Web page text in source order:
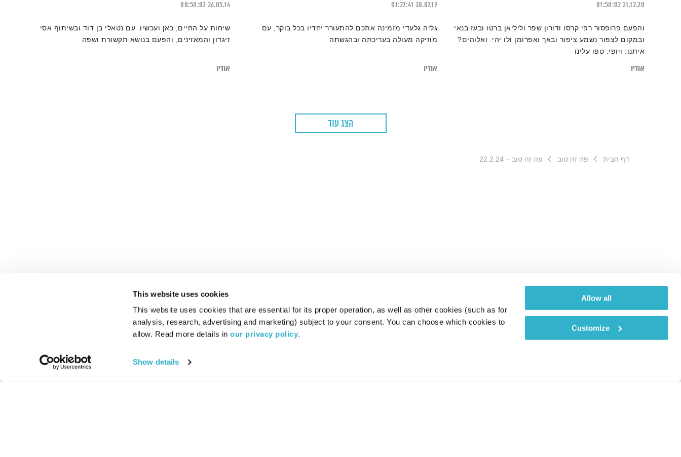
This website uses cookies
This website uses cookies that are essential for its proper operation, as well as other cookies (such as for
analysis, research, advertising and marketing) subject to your consent. You can choose which cookies to
allow. Read more details in our privacy policy.
Show details
Allow all
Customize
31.12.20
01:58:02
והפעם פרופסור רפי קרסו ודורון שפר וליליאן ברטו ובעז בנאי
ובמקום לצפור נשמע ציפור ובאך ואפרומן ולו יהי. ואלוהים?
איתנו. ויופי. טפו עלינו
אודיו
30.07.19
01:27:41
גליה גלעדי מזמינה אתכם להתעורר יחדיו בכל בוקר, עם
מוזיקה מעולה בעריכתה ובהגשתה
אודיו
26.05.14
00:58:03
שיחות על החיים, כאן ועכשיו. עם נטאלי בן דוד ובשיתוף אסי
זיגדון והמאזינים, והפעם בנושא תקשורת ושפה
אודיו
הצג עוד
דף הבית פה זה טוב פה זה טוב – 22.2.24